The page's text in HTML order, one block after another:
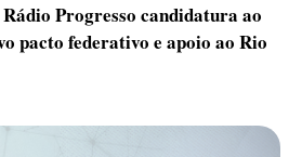
Progresso candidatura ao
pacto federativo e apoio ao Rio